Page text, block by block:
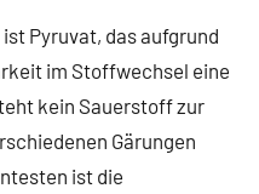
Pyruvat, das aufgrund
im Stoffwechsel eine
kein Sauerstoff zur
Gärungen
ist die